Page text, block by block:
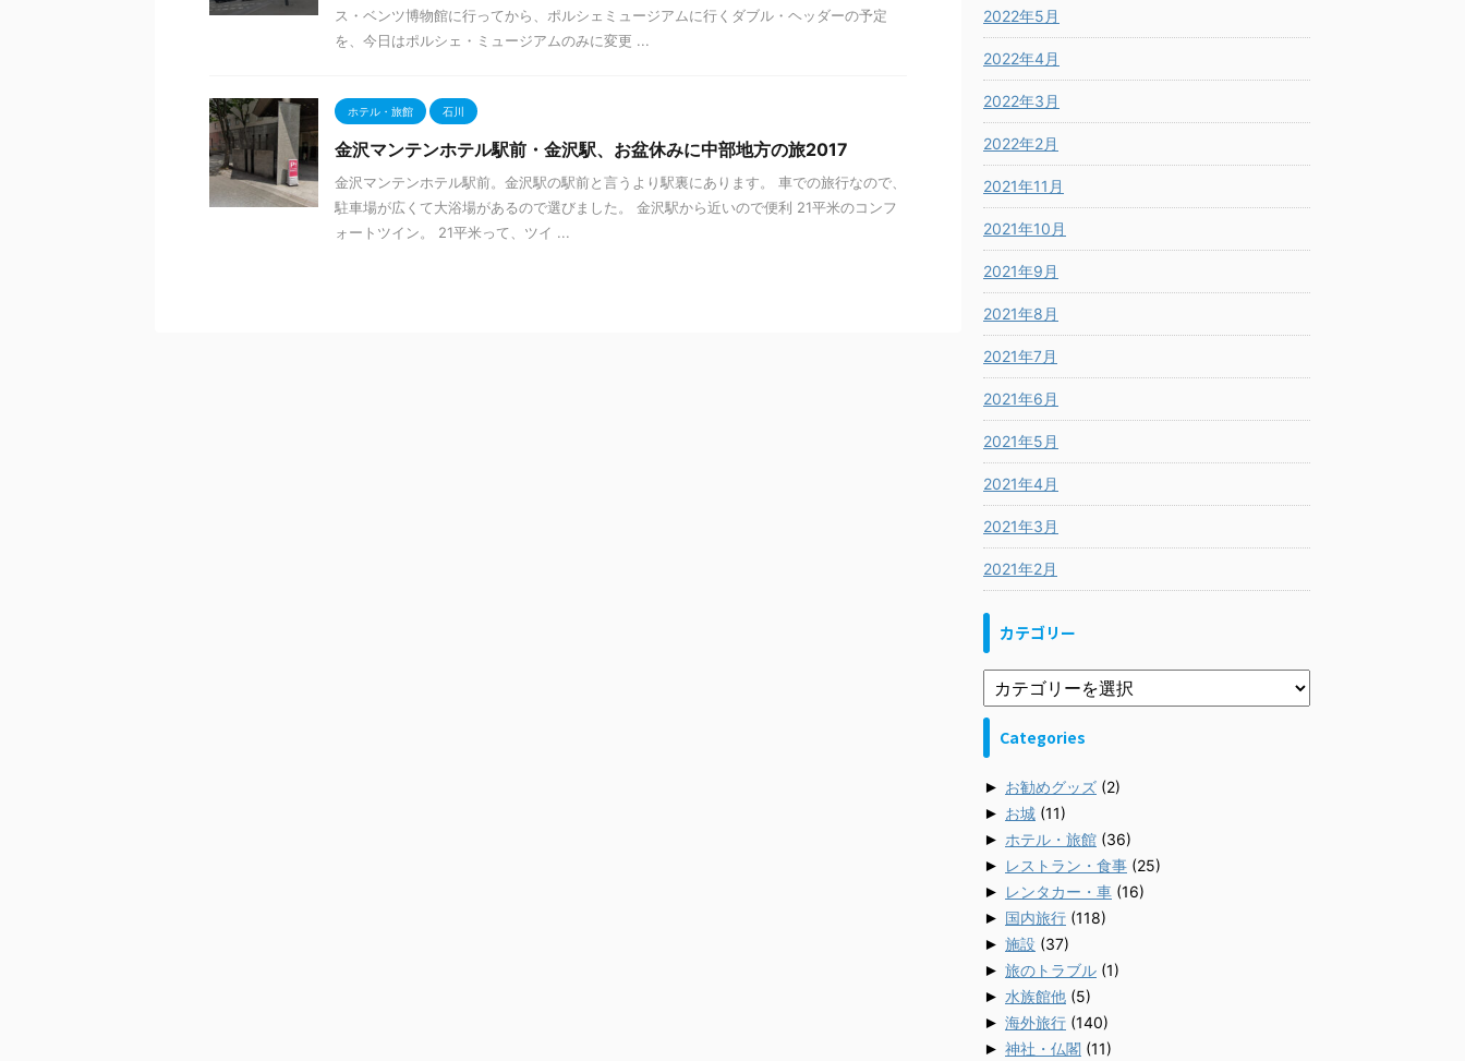
ス・ベンツ博物館に行ってから、ポルシェミュージアムに行くダブル・ヘッダーの予定
を、今日はポルシェ・ミュージアムのみに変更 ...
ホテル・旅館 石川
金沢マンテンホテル駅前・金沢駅、お盆休みに中部地方の旅2017
金沢マンテンホテル駅前。金沢駅の駅前と言うより駅裏にあります。 車での旅行なので、
駐車場が広くて大浴場があるので選びました。 金沢駅から近いので便利 21平米のコンフ
ォートツイン。 21平米って、ツイ ...
2022年5月
2022年4月
2022年3月
2022年2月
2021年11月
2021年10月
2021年9月
2021年8月
2021年7月
2021年6月
2021年5月
2021年4月
2021年3月
2021年2月
カテゴリー
Categories
► お勧めグッズ (2)
► お城 (11)
► ホテル・旅館 (36)
► レストラン・食事 (25)
► レンタカー・車 (16)
► 国内旅行 (118)
► 施設 (37)
► 旅のトラブル (1)
► 水族館他 (5)
► 海外旅行 (140)
► 神社・仏閣 (11)